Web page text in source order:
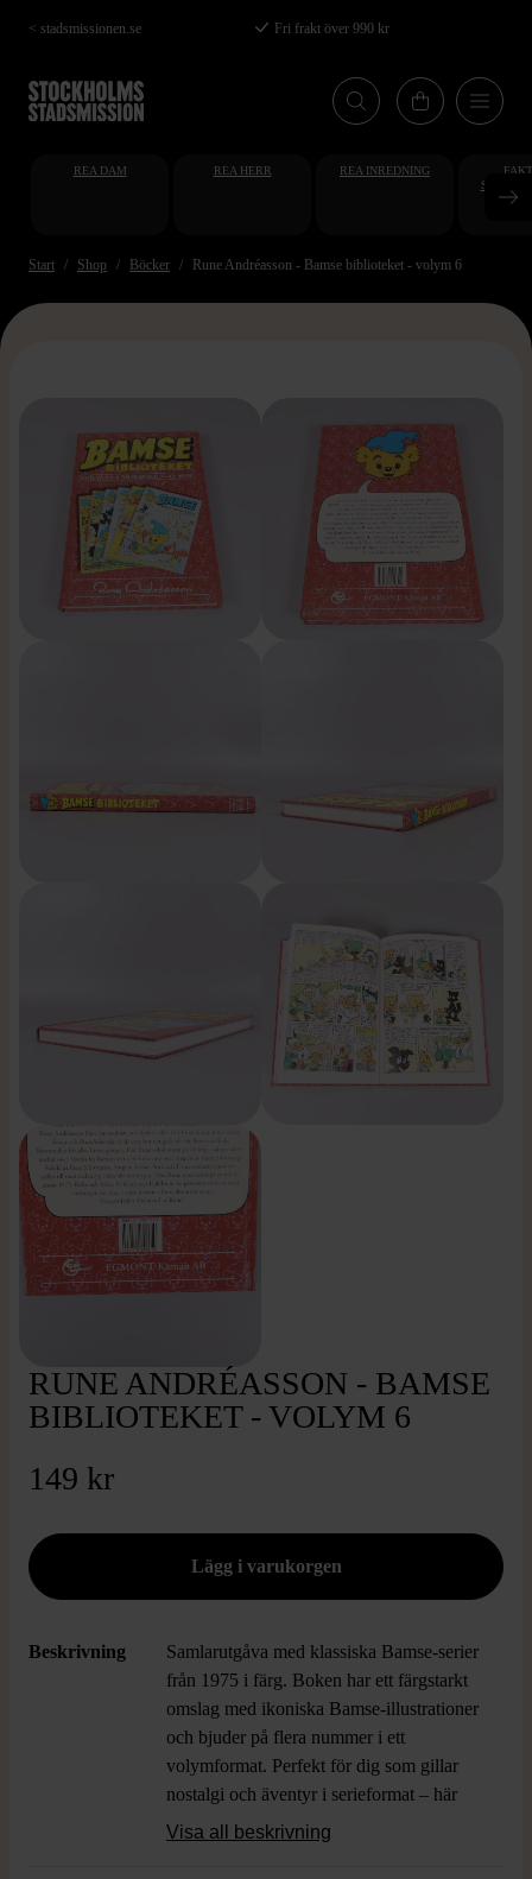
Hoppa
till
huvudinnehåll
< stadsmissionen.se Fri frakt över 990 kr
REA DAM REA HERR REA INREDNING
Start Shop Böcker Rune Andréasson - Bamse biblioteket - volym 6
>
RUNE ANDRÉASSON - BAMSE
BIBLIOTEKET - VOLYM 6
149 kr
Beskrivning
Samlarutgåva med klassiska Bamse-serier
från 1975 i färg. Boken har ett färgstarkt
omslag med ikoniska Bamse-illustrationer
och bjuder på flera nummer i ett
volymformat. Perfekt för dig som gillar
nostalgi och äventyr i serieformat – här
möter du välkända karaktärer från Bamses
Visa all beskrivning